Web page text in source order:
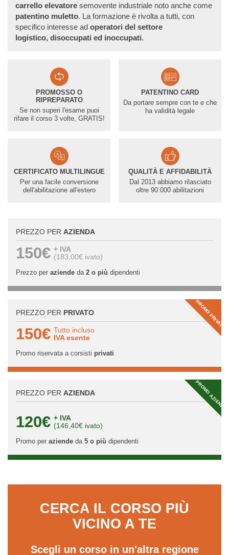
carrello elevatore semovente industriale noto anche come
patentino muletto. La formazione è rivolta a tutti, con
specifico interesse ad operatori del settore
logistico, disoccupati ed inoccupati.
PROMOSSO O
RIPREPARATO
Se non superi l'esame puoi
rifare il corso 3 volte, GRATIS!
PATENTINO CARD
Da portare sempre con te e che
ha validità legale
CERTIFICATO MULTILINGUE
Per una facile conversione
dell'abilitazione all'estero
QUALITÀ E AFFIDABILITÀ
Dal 2013 abbiamo rilasciato
oltre 90.000 abilitazioni
PREZZO PER AZIENDA
150€ + IVA
(183,00€ ivato)
Prezzo per aziendeda 2 o più dipendenti
PROMO PRIVATI
PREZZO PER PRIVATO
150€ Tutto incluso
IVA esente
Promo riservata a corsisti privati
PROMO AZIENDA
PREZZO PER AZIENDA
120€ + IVA
(146,40€ ivato)
Promo per aziendeda 5 o più dipendenti
CERCA IL CORSO PIÙ
VICINO A TE
Scegli un corso in un'altra regione